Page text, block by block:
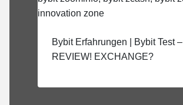
Bybit Erfahrungen | Bybit Test –
REVIEW! EXCHANGE?